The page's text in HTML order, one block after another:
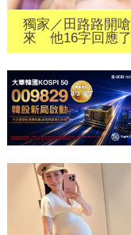
獨家／田路路開
來 他16字回應了